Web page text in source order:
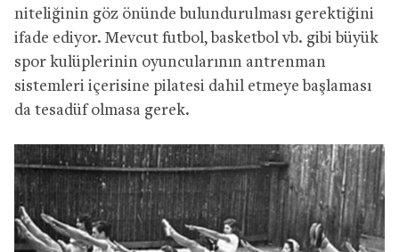
niteliğinin göz önünde bulundurulması gerektiğini
ifade ediyor. Mevcut futbol, basketbol vb. gibi büyük
spor kulüplerinin oyuncularının antrenman
sistemleri içerisine pilatesi dahil etmeye başlaması
da tesadüf olmasa gerek.